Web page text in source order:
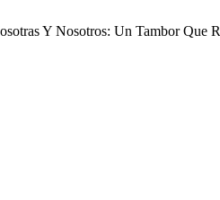
Y Nosotros: Un Tambor Que